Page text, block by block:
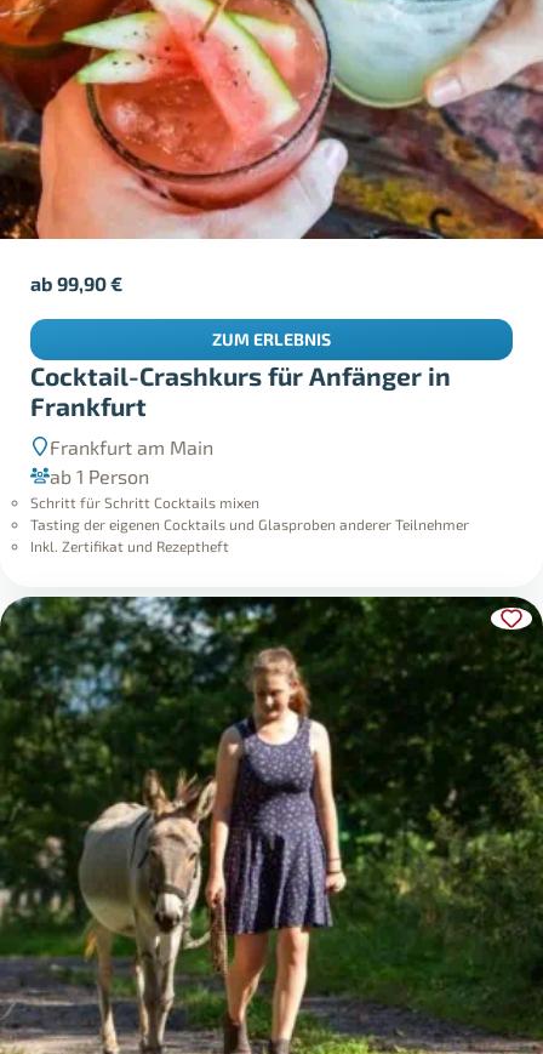
Cocktail-Crashkurs für Anfänger in
Frankfurt
Frankfurt am Main
ab 1 Person
Schritt für Schritt Cocktails mixen
Tasting der eigenen Cocktails und Glasproben anderer Teilnehmer
Inkl. Zertifikat und Rezeptheft
ab99,90€
ZUM ERLEBNIS